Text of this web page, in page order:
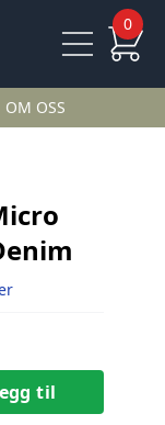
0
OM OSS
til